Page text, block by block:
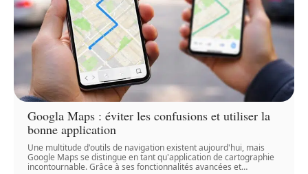
Googla Maps : éviter les confusions et utiliser la
bonne application
Une multitude d'outils de navigation existent aujourd'hui, mais
Google Maps se distingue en tant qu'application de cartographie
incontournable. Grâce à ses fonctionnalités avancées et…